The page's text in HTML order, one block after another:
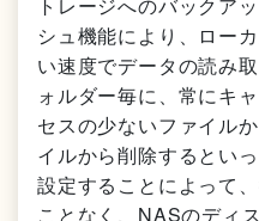
シュ機能により、ロー
い速度でデータの読み
ォルダー毎に、常にキ
セスの少ないファイル
イルから削除するとい
設定することによって
ことなく、NASのディ